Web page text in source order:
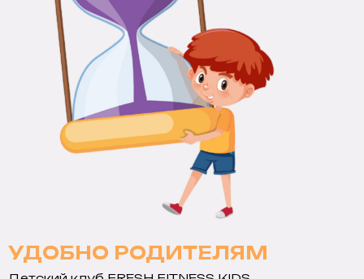
УДОБНО РОДИТЕЛЯМ